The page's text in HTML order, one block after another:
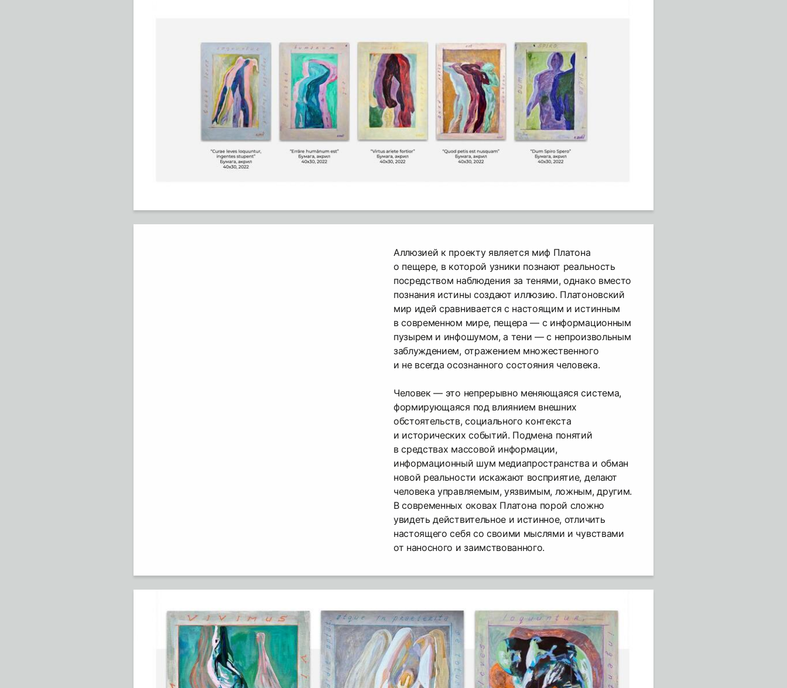
Аллюзией к проекту является миф Платона
о пещере, в которой узники познают реальность
посредством наблюдения за тенями, однако вместо
познания истины создают иллюзию. Платоновский
мир идей сравнивается с настоящим и истинным
в современном мире, пещера — с информационным
пузырем и инфошумом, а тени — с непроизвольным
заблуждением, отражением множественного
и не всегда осознанного состояния человека.
Человек — это непрерывно меняющаяся система,
формирующаяся под влиянием внешних
обстоятельств, социального контекста
и исторических событий. Подмена понятий
в средствах массовой информации,
информационный шум медиапространства и обман
новой реальности искажают восприятие, делают
человека управляемым, уязвимым, ложным, другим.
В современных оковах Платона порой сложно
увидеть действительное и истинное, отличить
настоящего себя со своими мыслями и чувствами
от наносного и заимствованного.